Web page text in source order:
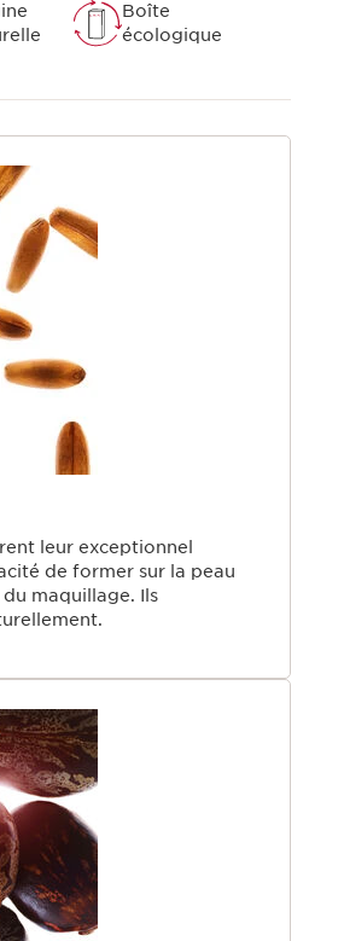
Boîte
écologique
leur exceptionnel
de former sur la peau
maquillage. Ils